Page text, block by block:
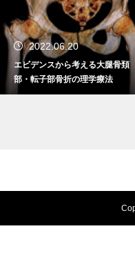
2022.06.20
エビデンスから考える大腿骨頚
部・転子部骨折の理学療法